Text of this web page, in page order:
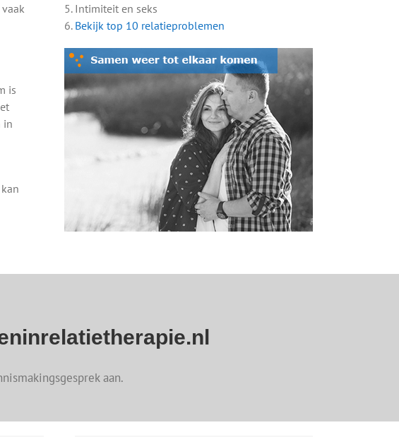
is
in
5. Intimiteit en seks
6. Bekijk top 10 relatieproblemen
aan.